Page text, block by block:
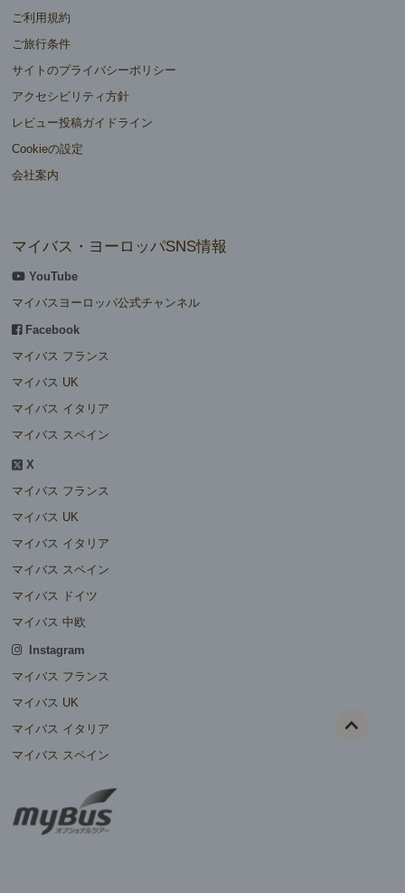
ご利用規約
ご旅行条件
サイトのプライバシーポリシー
アクセシビリティ方針
レビュー投稿ガイドライン
Cookieの設定
会社案内
マイバス・ヨーロッパSNS情報
YouTube
マイバスヨーロッパ公式チャンネル
Facebook
マイバス フランス
マイバス UK
マイバス イタリア
マイバス スペイン
X
マイバス フランス
マイバス UK
マイバス イタリア
マイバス スペイン
マイバス ドイツ
マイバス 中欧
Instagram
マイバス フランス
マイバス UK
マイバス イタリア
マイバス スペイン